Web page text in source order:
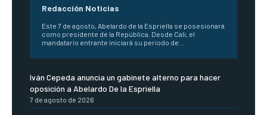
Redacción Noticias
Este 7 de agosto, Abelardo de la Espriella se posesionará
como presidente de la República. Desde Cali, el
mandatario entrante iniciará su periodo de...
Iván Cepeda anuncia un gabinete alterno para hacer
oposición a Abelardo De la Espriella
7 de agosto de 2026